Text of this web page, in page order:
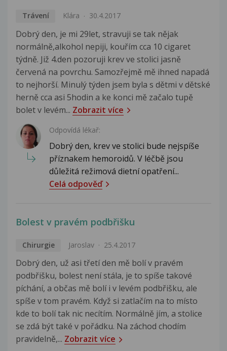
Trávení Klára 30.4.2017
Dobrý den, je mi 29let, stravuji se tak nějak
normálně,alkohol nepiji, kouřím cca 10 cigaret
týdně. Již 4.den pozoruji krev ve stolici jasně
červená na povrchu. Samozřejmě mě ihned napadá
to nejhorší. Minulý týden jsem byla s dětmi v dětské
herně cca asi 5hodin a ke konci mě začalo tupě
bolet v levém... Zobrazit více
Odpovídá lékař:
Dobrý den, krev ve stolici bude nejspíše
příznakem hemoroidů. V léčbě jsou
důležitá režimová dietní opatření...
Celá odpověď
Bolest v pravém podbřišku
Chirurgie Jaroslav 25.4.2017
Dobrý den, už asi třetí den mě bolí v pravém
podbřišku, bolest není stála, je to spíše takové
píchání, a občas mě bolí i v levém podbřišku, ale
spíše v tom pravém. Když si zatlačím na to místo
kde to bolí tak nic necítím. Normálně jím, a stolice
se zdá být také v pořádku. Na záchod chodím
pravidelně,... Zobrazit více